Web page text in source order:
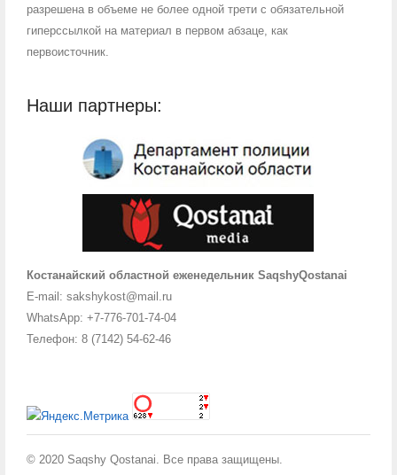
разрешена в объеме не более одной трети с обязательной
гиперссылкой на материал в первом абзаце, как
первоисточник.
Наши партнеры:
Костанайский областной еженедельник SaqshyQostanai
E-mail: sakshykost@mail.ru
WhatsApp: +7-776-701-74-04
Телефон: 8 (7142) 54-62-46
© 2020 Saqshy Qostanai. Все права защищены.